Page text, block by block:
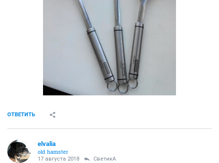
ОТВЕТИТЬ
elvalia
old hamster
17 августа 2018 СветикА